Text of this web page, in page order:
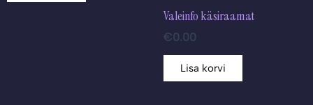
Valeinfo käsiraamat
€0.00
Lisa korvi